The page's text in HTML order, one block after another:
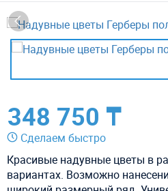
348 750 ₸
Сделаем быстро
Красивые надувные цветы в
вариантах. Возможно